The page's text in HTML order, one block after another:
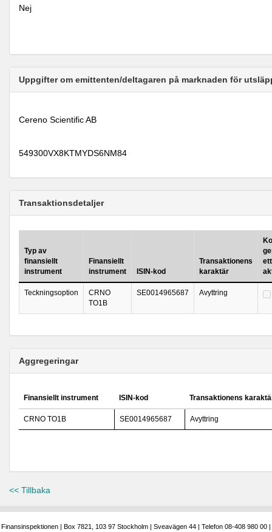
Nej
Uppgifter om emittenten/deltagaren på marknaden för
Cereno Scientific AB
549300VX8KTMYDS6NM84
Transaktionsdetaljer
Typ av
finansiellt
instrument
Finansiellt
instrument
ISIN-kod
Transaktionens
karaktär
ett
Teckningsoption
CRNO
TO1B
SE0014965687 Avyttring
Aggregeringar
Finansiellt instrument ISIN-kod Transaktionens
CRNO TO1B SE0014965687 Avyttring
<< Tillbaka
Finansinspektionen | Box 7821, 103 97 Stockholm | Sveavägen 44 | Telefon 08-408 980 00 |